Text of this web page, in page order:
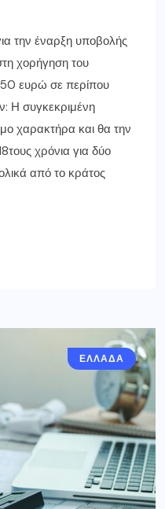
την έναρξη υποβολής
χορήγηση του
ευρώ σε περίπου
Η συγκεκριμένη
χαρακτήρα και θα την
χρόνια για δύο
από το κράτος
ΕΛΛΑΔΑ